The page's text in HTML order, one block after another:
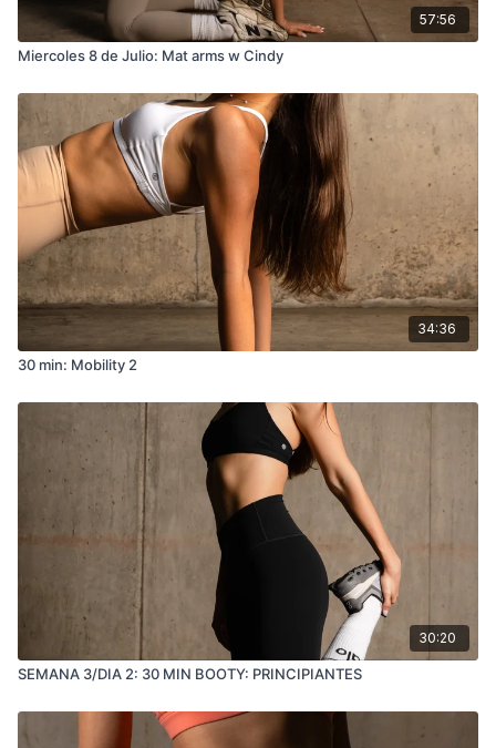
57:56
Miercoles 8 de Julio: Mat arms w Cindy
34:36
30 min: Mobility 2
30:20
SEMANA 3/DIA 2: 30 MIN BOOTY: PRINCIPIANTES